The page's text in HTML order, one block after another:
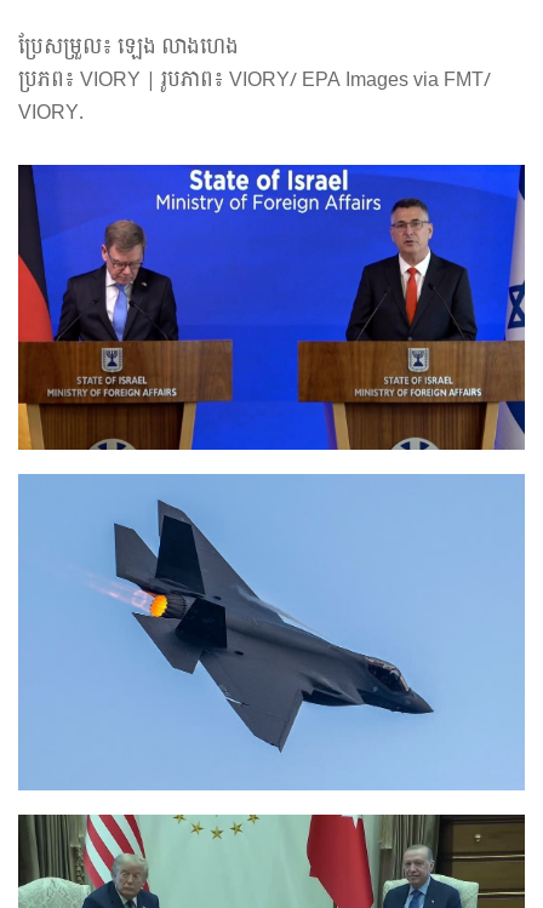
ប្រែសម្រួល៖ ឡេង លាងហេង
ប្រភព៖ VIORY | រូបភាព៖ VIORY/ EPA Images via FMT/
VIORY.